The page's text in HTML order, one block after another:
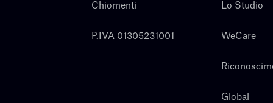
Chiomenti
P.IVA 01305231001
Lo Studio
WeCare
Global